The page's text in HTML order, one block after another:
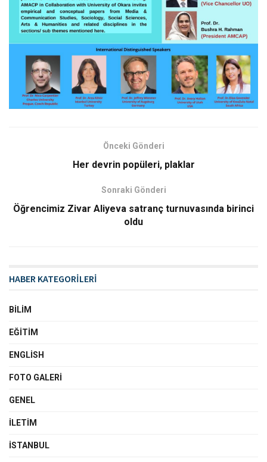
Önceki Gönderi
Her devrin popüleri, plaklar
Sonraki Gönderi
Öğrencimiz Zivar Aliyeva satranç turnuvasında birinci
oldu
HABER KATEGORİLERİ
BILIM
EĞITIM
ENGLISH
FOTO GALERI
GENEL
İLETIM
İSTANBUL